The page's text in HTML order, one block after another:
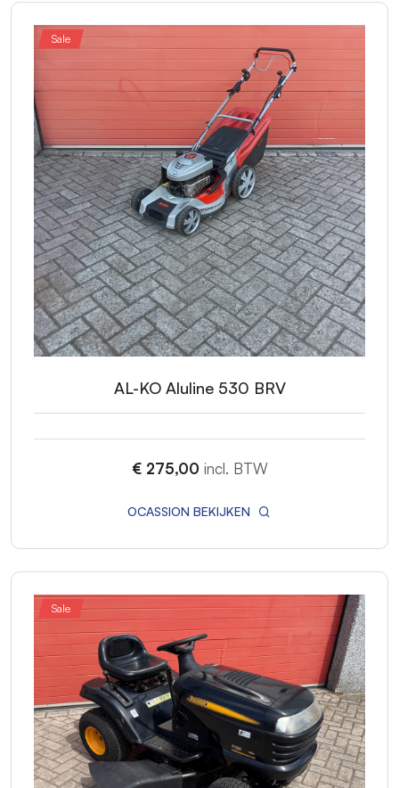
Sale
AL-KO Aluline 530 BRV
€ 275,00 incl. BTW
OCASSION BEKIJKEN
Sale